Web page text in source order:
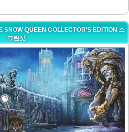
SNOW QUEEN COLLECTOR'S EDITION 스
크린샷